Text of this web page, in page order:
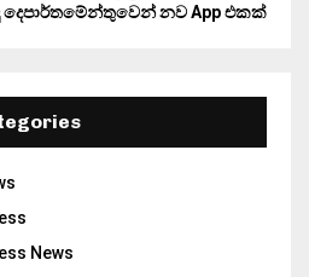
දෙපාර්තමේන්තුවෙන් නව App එකක්
News